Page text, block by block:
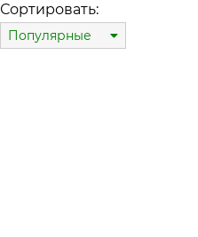
Сортировать:
Популярные